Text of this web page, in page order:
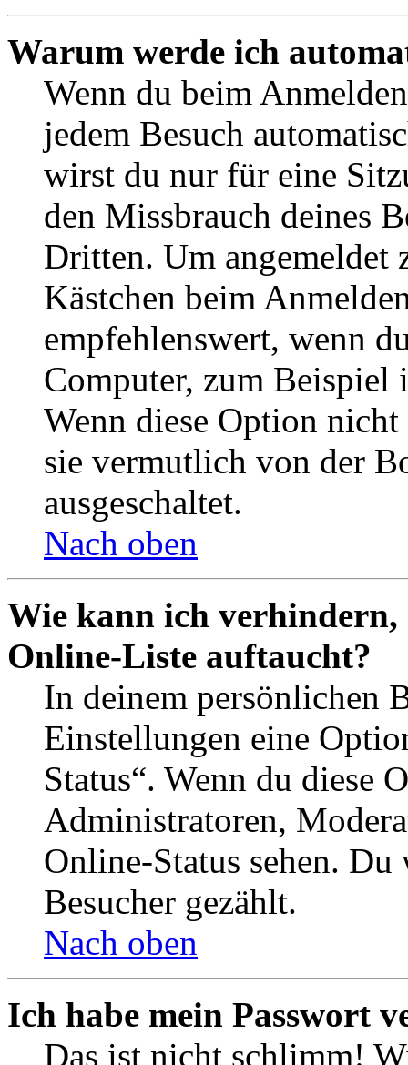
Warum werde ich
Wenn du beim
jedem Besuch
wirst du nur für eine
den Missbrauch deines
Dritten. Um angemeldet
Kästchen beim
empfehlenswert, wenn
Computer, zum Beispiel
Wenn diese Option
sie vermutlich von der
ausgeschaltet.
Nach oben
Wie kann ich verhindern,
Online-Liste auftaucht?
In deinem persönlichen
Einstellungen eine
Status“. Wenn du diese
Administratoren,
Online-Status sehen.
Besucher gezählt.
Nach oben
Ich habe mein Passwort
Das ist nicht schlimm!